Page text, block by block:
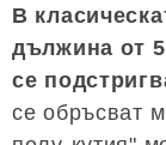
В
дължина от
се
се обръсват